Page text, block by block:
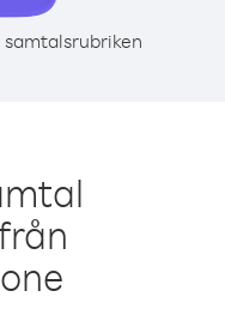
samtalsrubriken